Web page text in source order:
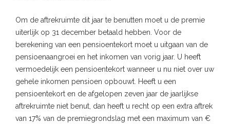
Om de aftrekruimte dit jaar te benutten moet u de premie
uiterlijk op 31 december betaald hebben. Voor de
berekening van een pensioentekort moet u uitgaan van de
pensioenaangroei en het inkomen van vorig jaar. U heeft
vermoedelijk een pensioentekort wanneer u nu niet over uw
gehele inkomen pensioen opbouwt. Heeft u een
pensioentekort en de afgelopen zeven jaar de jaarlijkse
aftrekruimte niet benut, dan heeft u recht op een extra aftrek
van 17% van de premiegrondslag met een maximum van €